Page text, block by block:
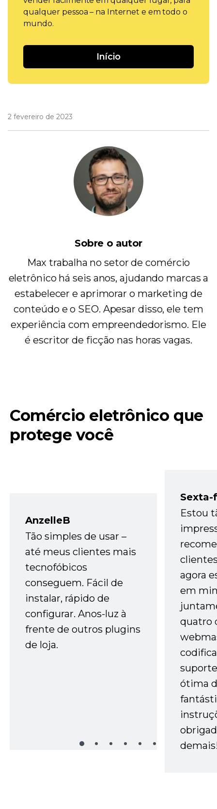
qualquer pessoa – na Internet e em todo o
mundo.
Início
2 fevereiro de 2023
Sobre o autor
Max trabalha no setor de comércio
eletrônico há seis anos, ajudando marcas a
estabelecer e aprimorar o marketing de
conteúdo e o SEO. Apesar disso, ele tem
experiência com empreendedorismo. Ele
é escritor de ficção nas horas vagas.
Comércio eletrônico que
protege você
AnzelleB
Tão simples de usar –
até meus clientes mais
tecnofóbicos
conseguem. Fácil de
instalar, rápido de
configurar. Anos-luz à
frente de outros plugins
de loja.
Sexta-
Estou
agora
em
quatro
ótima